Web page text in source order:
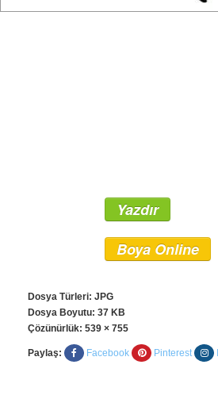
Yazdır
Boya Online
Dosya Türleri: JPG
Dosya Boyutu: 37 KB
Çözünürlük: 539 × 755
Paylaş: Facebook Pinterest